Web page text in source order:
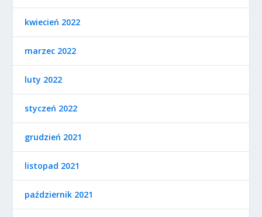
kwiecień 2022
marzec 2022
luty 2022
styczeń 2022
grudzień 2021
listopad 2021
październik 2021